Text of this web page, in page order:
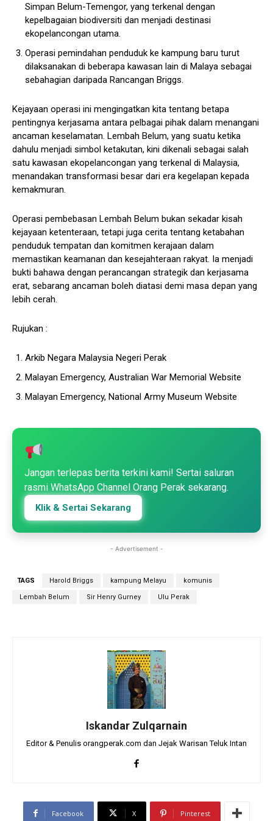
Simpan Belum-Temengor, yang terkenal dengan
kepelbagaian biodiversiti dan menjadi destinasi
ekopelancongan utama.
Operasi pemindahan penduduk ke kampung baru turut
dilaksanakan di beberapa kawasan lain di Malaya sebagai
sebahagian daripada Rancangan Briggs.
Kejayaan operasi ini mengingatkan kita tentang betapa
pentingnya kerjasama antara pelbagai pihak dalam menangani
ancaman keselamatan. Lembah Belum, yang suatu ketika
dahulu menjadi simbol ketakutan, kini dikenali sebagai salah
satu kawasan ekopelancongan yang terkenal di Malaysia,
menandakan transformasi besar dari era kegelapan kepada
kemakmuran.
Operasi pembebasan Lembah Belum bukan sekadar kisah
kejayaan ketenteraan, tetapi juga cerita tentang ketabahan
penduduk tempatan dan komitmen kerajaan dalam
memastikan keamanan dan kesejahteraan rakyat. Ia menjadi
bukti bahawa dengan perancangan strategik dan kerjasama
erat, sebarang ancaman boleh diatasi demi masa depan yang
lebih cerah.
Rujukan :
Arkib Negara Malaysia Negeri Perak
Malayan Emergency, Australian War Memorial Website
Malayan Emergency, National Army Museum Website
Jangan terlepas berita terkini kami! Sertai saluran
rasmi WhatsApp Channel Orang Perak sekarang.
Klik & Sertai Sekarang
- Advertisement -
TAGS Harold Briggs kampung Melayu komunis
Lembah Belum Sir Henry Gurney Ulu Perak
Iskandar Zulqarnain
Editor & Penulis orangperak.com dan Jejak Warisan Teluk Intan
Facebook X Pinterest